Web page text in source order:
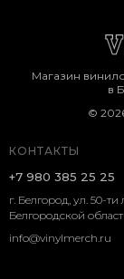
КОНТАКТЫ
г. Белгород, ул. 50-ти
Белгородской
+7 980 385 25 25
Магазин
в
©
info@vinylmerch.ru